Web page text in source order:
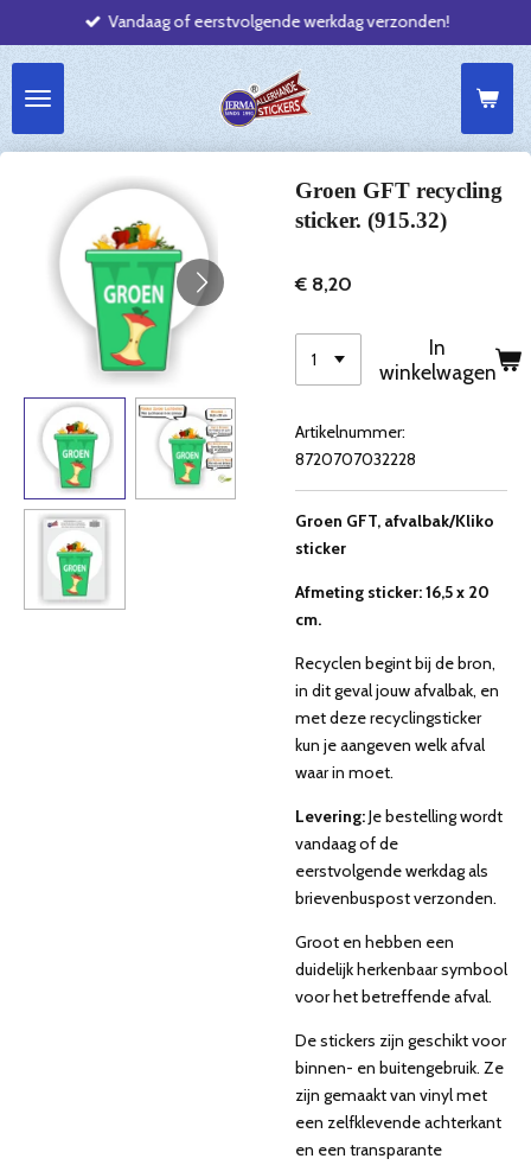
direct
de
hoofdinhoud
Vandaag of eerstvolgende werkdag verzonden!
Groen GFT recycling
sticker. (915.32)
€ 8,20
In
winkelwagen
Artikelnummer:
8720707032228
Groen GFT, afvalbak/Kliko
sticker
Afmeting sticker: 16,5 x 20
cm.
Recyclen begint bij de bron,
in dit geval jouw afvalbak, en
met deze recyclingsticker
kun je aangeven welk afval
waar in moet.
Levering:Je bestelling wordt
vandaag of de
eerstvolgende werkdag als
brievenbuspost verzonden.
Groot en hebben een
duidelijk herkenbaar symbool
voor het betreffende afval.
De stickers zijn geschikt voor
binnen- en buitengebruik. Ze
zijn gemaakt van vinyl met
een zelfklevende achterkant
en een transparante